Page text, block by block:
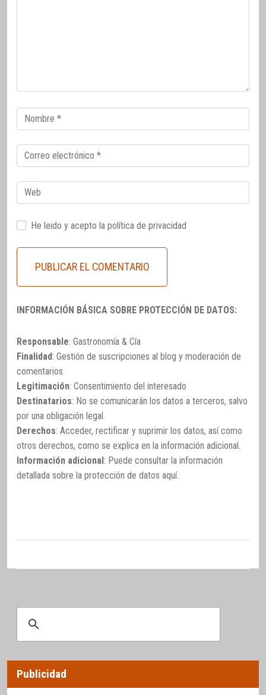
Correo
electrónico
Correo
electrónico
Web
He leido y acepto la política de privacidad
INFORMACIÓN BÁSICA SOBRE PROTECCIÓN DE DATOS:
Responsable: Gastronomía & Cía
Finalidad: Gestión de suscripciones al blog y moderación de
comentarios
Legitimación: Consentimiento del interesado
Destinatarios: No se comunicarán los datos a terceros, salvo
por una obligación legal.
Derechos: Acceder, rectificar y suprimir los datos, así como
otros derechos, como se explica en la información adicional.
Información adicional: Puede consultar la información
detallada sobre la protección de datos aquí.
Publicidad